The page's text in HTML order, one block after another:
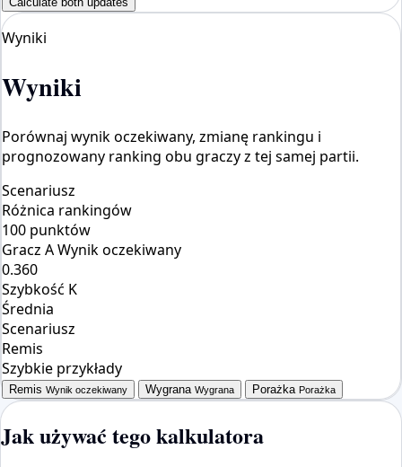
Wyniki
Wyniki
Porównaj wynik oczekiwany, zmianę rankingu i
prognozowany ranking obu graczy z tej samej partii.
Scenariusz
Różnica rankingów
100 punktów
Gracz A Wynik oczekiwany
0.360
Szybkość K
Średnia
Scenariusz
Remis
Szybkie przykłady
Remis Wynik oczekiwany Wygrana Wygrana Porażka Porażka
Jak używać tego kalkulatora